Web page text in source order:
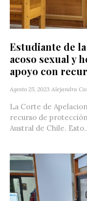
Estudiante de
acoso sexual y
apoyo con
Agosto 25, 2023 Alejandra
La Corte de
recurso de
Austral de Chile.